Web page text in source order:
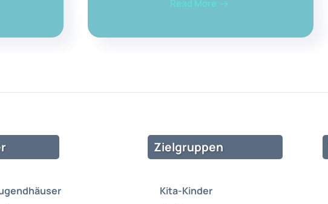
Read More
Zielgruppen
Kita-Kinder